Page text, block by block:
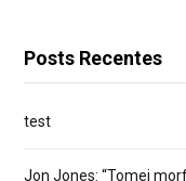
Posts Recentes
test
Jon Jones: “Tomei